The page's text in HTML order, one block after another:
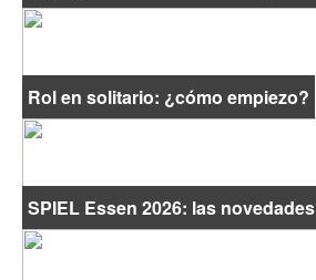
Rol en solitario: ¿cómo empiezo?
SPIEL Essen 2026: las novedades